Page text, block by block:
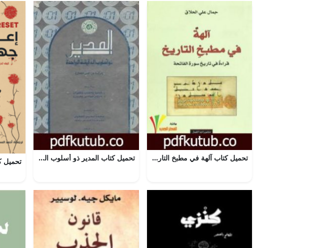
تحميل كتاب آلهة في مطبخ التاريخ: قراءة في تاريخ سورة الفاتحة حر PDF تأليف جَمال علي الحلّاق مجانا [كامل] تحميل كتاب المدير ذو أسلوب الدقيقة الواحدة PDF تأليف سبنسر جونسون مجانا [كامل]